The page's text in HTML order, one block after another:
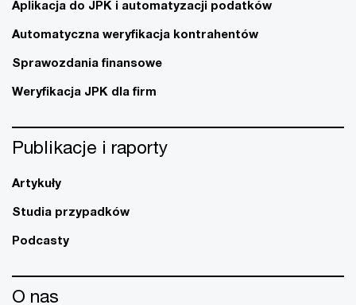
Aplikacja do JPK i automatyzacji podatków
Automatyczna weryfikacja kontrahentów
Sprawozdania finansowe
Weryfikacja JPK dla firm
Publikacje i raporty
Artykuły
Studia przypadków
Podcasty
O nas